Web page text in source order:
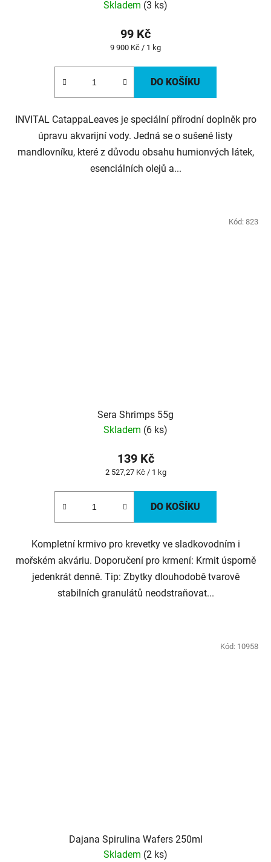
Skladem (3 ks)
99 Kč
Měrná
9 900 Kč / 1 kg
DO KOŠÍKU
INVITAL CatappaLeaves je speciální přírodní doplněk pro
úpravu akvarijní vody. Jedná se o sušené listy
mandlovníku, které z důvodu obsahu humionvých látek,
esenciálních olejů a...
Sera Shrimps 55g
Skladem (6 ks)
139 Kč
Měrná
2 527,27 Kč / 1 kg
DO KOŠÍKU
Kompletní krmivo pro krevetky ve sladkovodním i
mořském akváriu. Doporučení pro krmení: Krmit úsporně
jedenkrát denně. Tip: Zbytky dlouhodobě tvarově
stabilních granulátů neodstraňovat...
Kód: 823
Dajana Spirulina Wafers 250ml
Skladem (2 ks)
Kód: 10958